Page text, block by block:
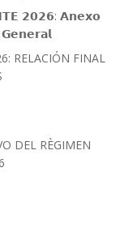
𝟮𝟬𝟮𝟲: 𝗔𝗻𝗲𝘅𝗼
RELACIÓN FINAL
DEL RÈGIMEN